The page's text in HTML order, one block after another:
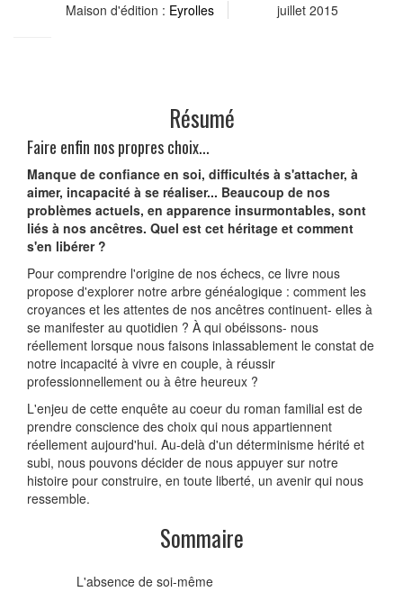
Maison d'édition : Eyrolles juillet 2015
Résumé
Faire enfin nos propres choix...
Manque de confiance en soi, difficultés à s'attacher, à
aimer, incapacité à se réaliser... Beaucoup de nos
problèmes actuels, en apparence insurmontables, sont
liés à nos ancêtres. Quel est cet héritage et comment
s'en libérer ?
Pour comprendre l'origine de nos échecs, ce livre nous
propose d'explorer notre arbre généalogique : comment les
croyances et les attentes de nos ancêtres continuent- elles à
se manifester au quotidien ? À qui obéissons- nous
réellement lorsque nous faisons inlassablement le constat de
notre incapacité à vivre en couple, à réussir
professionnellement ou à être heureux ?
L'enjeu de cette enquête au coeur du roman familial est de
prendre conscience des choix qui nous appartiennent
réellement aujourd'hui. Au-delà d'un déterminisme hérité et
subi, nous pouvons décider de nous appuyer sur notre
histoire pour construire, en toute liberté, un avenir qui nous
ressemble.
Sommaire
L'absence de soi-même